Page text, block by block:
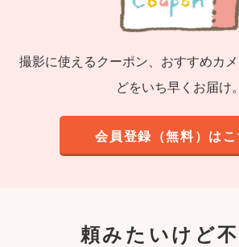
撮影に使えるクーポン、おすすめカ
どをいち早くお届け。
会員登録（無料）はこ
頼みたいけど